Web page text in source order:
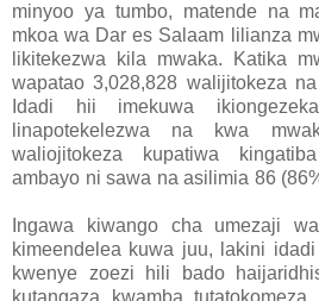
minyoo ya tumbo, matende na
mkoa wa Dar es Salaam lilianza
likitekezwa kila mwaka. Katika
wapatao 3,028,828 walijitokeza
Idadi hii imekuwa
linapotekelezwa na kwa
waliojitokeza kupatiwa
ambayo ni sawa na asilimia 86
Ingawa kiwango cha umezaji
kimeendelea kuwa juu, lakini
kwenye zoezi hili bado